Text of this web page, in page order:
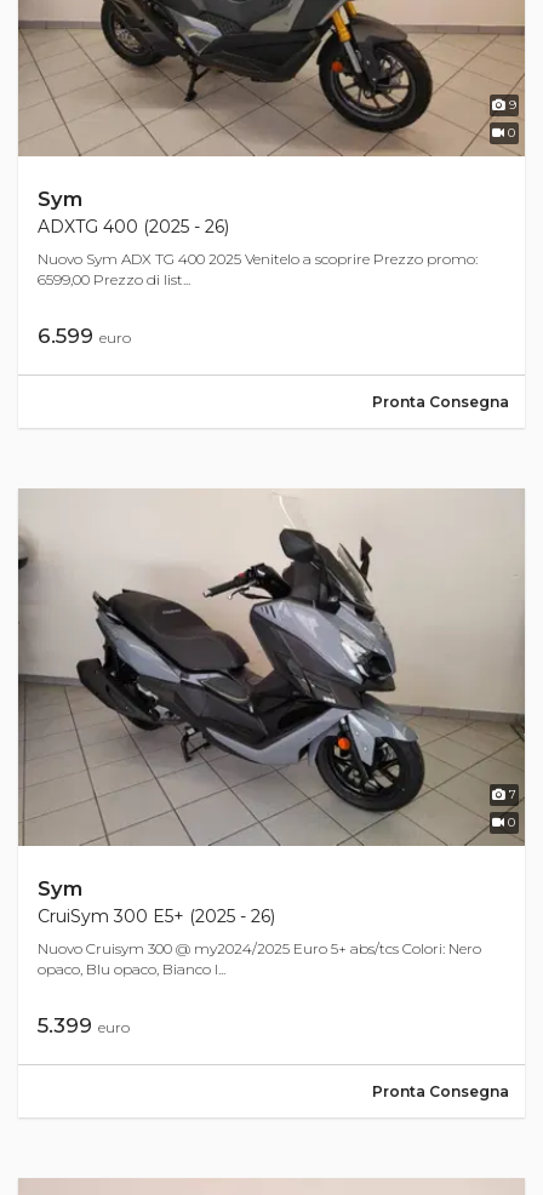
9
0
Sym
ADXTG 400 (2025 - 26)
Nuovo Sym ADX TG 400 2025 Venitelo a scoprire Prezzo promo:
6599,00 Prezzo di list...
6.599 euro
Pronta Consegna
7
0
Sym
CruiSym 300 E5+ (2025 - 26)
Nuovo Cruisym 300 @ my2024/2025 Euro 5+ abs/tcs Colori: Nero
opaco, Blu opaco, Bianco l...
5.399 euro
Pronta Consegna